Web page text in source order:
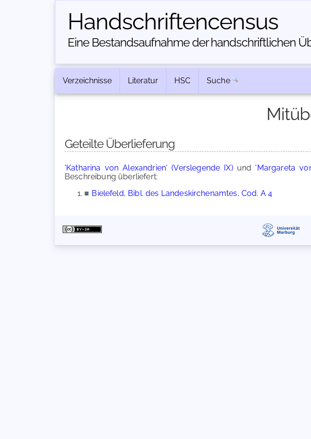
Handschriften­census
Eine Bestandsaufnahme der handschriftlichen
Verzeichnisse Literatur HSC Suche
Geteilte Überlieferung
'Katharina von Alexandrien' (Verslegende IX)und 'Margareta
Beschreibung überliefert:
■ Bielefeld, Bibl. des Landeskirchenamtes, Cod. A 4